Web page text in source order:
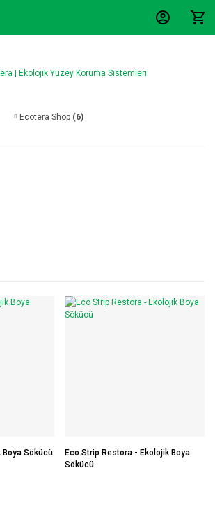
Ecotera Shop (6)
Boya Sökücü
Eco Strip Restora - Ekolojik Boya
Sökücü